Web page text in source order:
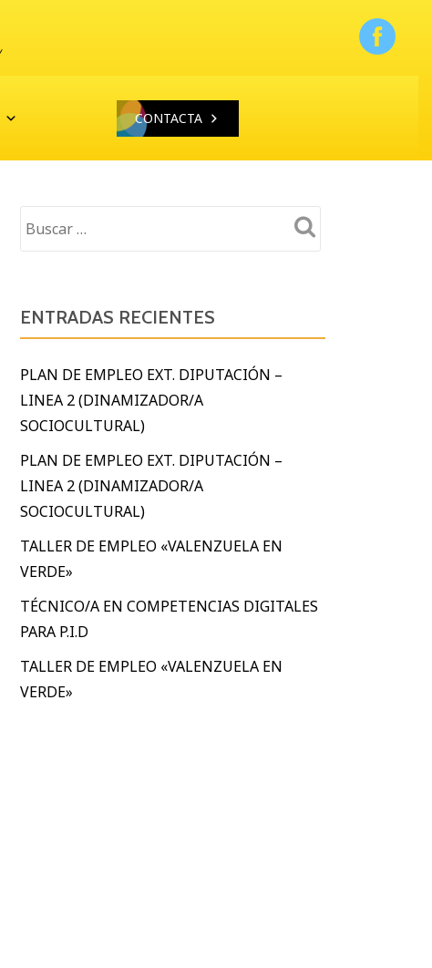
CONTACTA
ENTRADAS RECIENTES
PLAN DE EMPLEO EXT. DIPUTACIÓN –
LINEA 2 (DINAMIZADOR/A
SOCIOCULTURAL)
PLAN DE EMPLEO EXT. DIPUTACIÓN –
LINEA 2 (DINAMIZADOR/A
SOCIOCULTURAL)
TALLER DE EMPLEO «VALENZUELA EN
VERDE»
TÉCNICO/A EN COMPETENCIAS DIGITALES
PARA P.I.D
TALLER DE EMPLEO «VALENZUELA EN
VERDE»